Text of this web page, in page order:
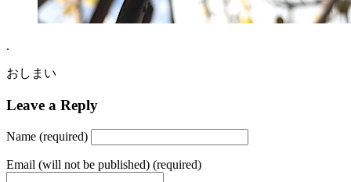
.
おしまい
Leave a Reply
Name (required)
Email (will not be published) (required)